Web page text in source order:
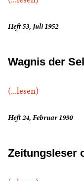
Heft 53, Juli 1952
Wagnis der
(...lesen)
Heft 24, Februar 1950
Zeitungsleser